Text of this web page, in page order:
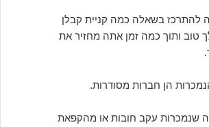
להתרכז בשאלה כמה קניית קבלן
טוב ותוך כמה זמן אתה מחזיר את
הן חברות מסודרות.
שנמכרות עקב חובות או מהקפאת